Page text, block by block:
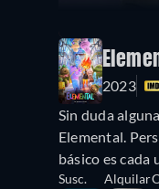
2023
Sin duda
Elemental.
básico es cada
Susc. Alquilar